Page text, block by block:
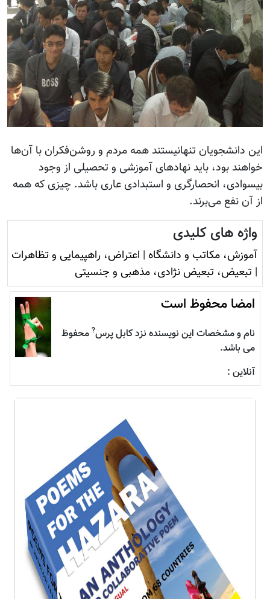
این دانشجویان تنهانیستند همه مردم و روشن‌فکران با آن‌ها
خواهند بود، باید نهادهای آموزشی و تحصیلی از وجود
بیسوادی، انحصارگری و استبدادی عاری باشد. چیزی که همه
از آن نفع می‌برند.
واژه های کلیدی
آموزش، مکاتب و دانشگاه | اعتراض، راهپیمایی و تظاهرات
| تبعیض، تبعیض نژادی، مذهبی و جنسیتی
امضا محفوظ است
نام و مشخصات این نویسنده نزد کابل پرس? محفوظ
می باشد.
آنلاین :